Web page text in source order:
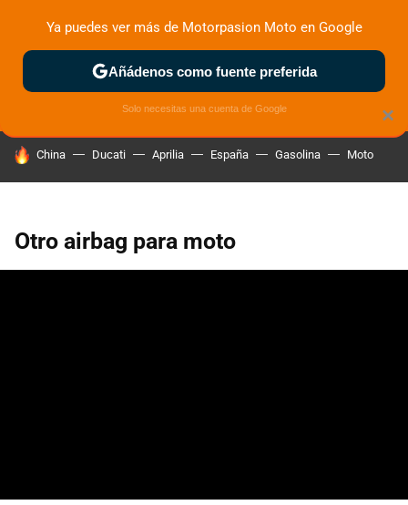
ZONA DE PRUEBAS DEPORTIVAS MOTOS ELÉCTRICAS
HOY SE HABLA DE
China Ducati Aprilia España Gasolina Moto
Otro airbag para moto
×
Ya puedes ver más de Motorpasion Moto en Google
Añádenos como fuente preferida
Solo necesitas una cuenta de Google